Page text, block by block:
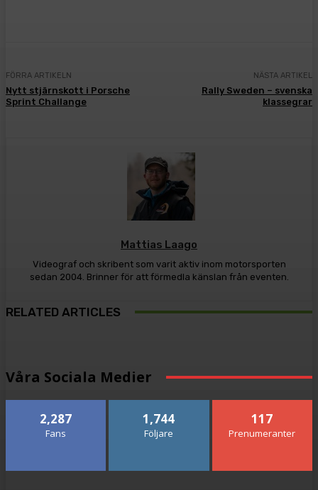
FÖRRA ARTIKELN
Nytt stjärnskott i Porsche
Sprint Challange
NÄSTA ARTIKEL
Rally Sweden – svenska
klassegrar
Mattias Laago
Videograf och skribent som varit aktiv inom motorsporten
sedan 2004. Brinner för att förmedla känslan från eventen.
RELATED ARTICLES
Våra Sociala Medier
2,287
Fans
1,744
Följare
117
Prenumeranter